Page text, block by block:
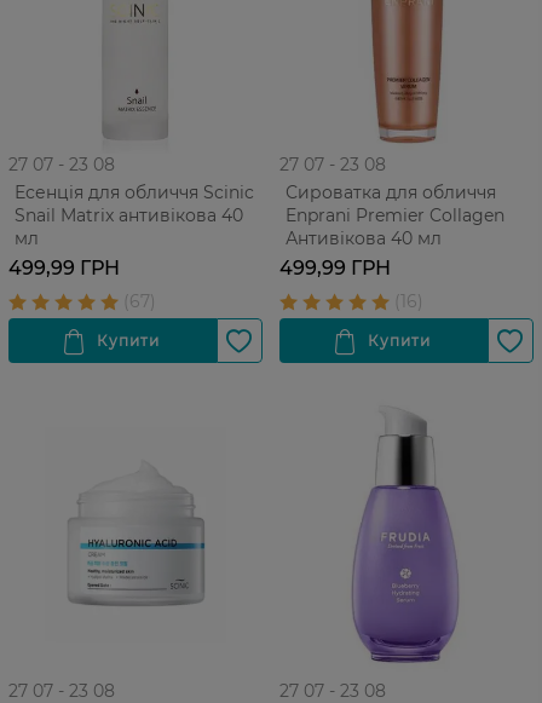
27 07 - 23 08
Есенція для обличчя Scinic
Snail Matrix антивікова 40
мл
499,99 ГРН
27 07 - 23 08
Сироватка для обличчя
Enprani Premier Collagen
Антивікова 40 мл
499,99 ГРН
27 07 - 23 08
27 07 - 23 08